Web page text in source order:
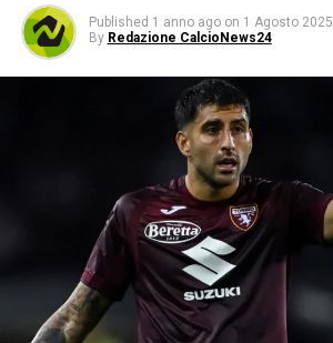
Published 1 anno ago on 1 Agosto 2025
By Redazione CalcioNews24